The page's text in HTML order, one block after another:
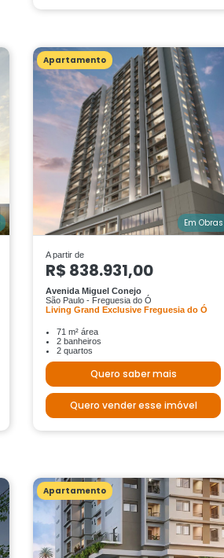
Apartamento
Em Obras
A partir de
R$ 838.931,00
Avenida Miguel Conejo
São Paulo - Freguesia do Ó
Living Grand Exclusive Freguesia do Ó
71 m² área
2 banheiros
2 quartos
Quero saber mais
Quero vender esse imóvel
Apartamento